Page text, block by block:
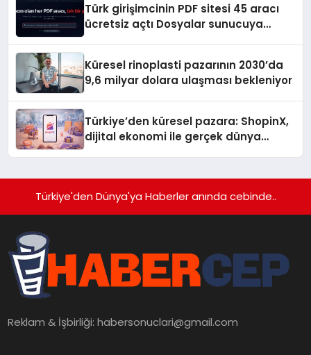
Türk girişimcinin PDF sitesi 45 aracı
ücretsiz açtı Dosyalar sunucuya
Küresel rinoplasti pazarının 2030’da
9,6 milyar dolara ulaşması bekleniyor
Türkiye’den küresel pazara: ShopinX,
dijital ekonomi ile gerçek dünya
Türkiye'den Dünya'ya Haberler anında cebinde..
Reklam & İşbirliği:habersonuclari@gmail.com